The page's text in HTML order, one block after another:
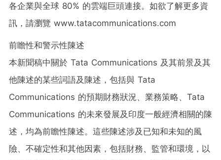
各企業與全球 80% 的雲端巨頭連接。如欲了解更多資
訊，請瀏覽 www.tatacommunications.com
前瞻性和警示性陳述
本新聞稿中關於 Tata Communications 及其前景及其
他陳述的某些詞語及陳述，包括與 Tata
Communications 的預期財務狀況、業務策略、Tata
Communications 的未來發展及印度一般經濟相關的陳
述，均為前瞻性陳述。這些陳述涉及已知和未知的風
險、不確定性和其他因素，包括財務、監管和環境，以